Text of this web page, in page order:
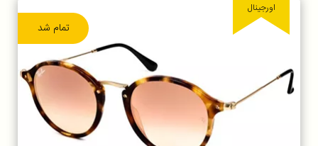
تمام شد
اورجینال